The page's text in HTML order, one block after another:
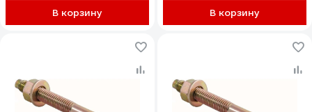
конструкций к бетону и
кирпичу (130) мм
В корзину
AE5001620062507
В корзину